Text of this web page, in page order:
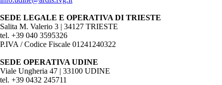
SEDE LEGALE E OPERATIVA DI TRIESTE
Salita M. Valerio 3 | 34127 TRIESTE
tel. +39 040 3595326
P.IVA / Codice Fiscale 01241240322
SEDE OPERATIVA UDINE
Viale Ungheria 47 | 33100 UDINE
tel. +39 0432 245711